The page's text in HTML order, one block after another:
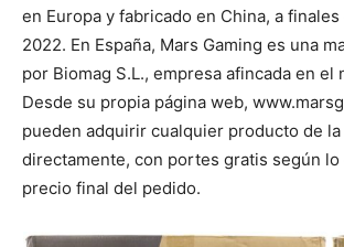
en Europa y fabricado en China, a
2022. En España, Mars Gaming es una
por Biomag S.L., empresa afincada en el
Desde su propia página web,
pueden adquirir cualquier producto de la
directamente, con portes gratis según lo
precio final del pedido.